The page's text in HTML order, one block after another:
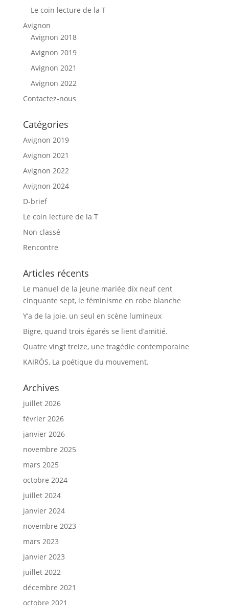
Le coin lecture de la T
Avignon
Avignon 2018
Avignon 2019
Avignon 2021
Avignon 2022
Contactez-nous
Catégories
Avignon 2019
Avignon 2021
Avignon 2022
Avignon 2024
D-brief
Le coin lecture de la T
Non classé
Rencontre
Articles récents
Le manuel de la jeune mariée dix neuf cent
cinquante sept, le féminisme en robe blanche
Y’a de la joie, un seul en scène lumineux
Bigre, quand trois égarés se lient d’amitié.
Quatre vingt treize, une tragédie contemporaine
KAIRÓS, La poétique du mouvement.
Archives
juillet 2026
février 2026
janvier 2026
novembre 2025
mars 2025
octobre 2024
juillet 2024
janvier 2024
novembre 2023
mars 2023
janvier 2023
juillet 2022
décembre 2021
octobre 2021